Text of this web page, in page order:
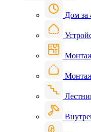
Дом за